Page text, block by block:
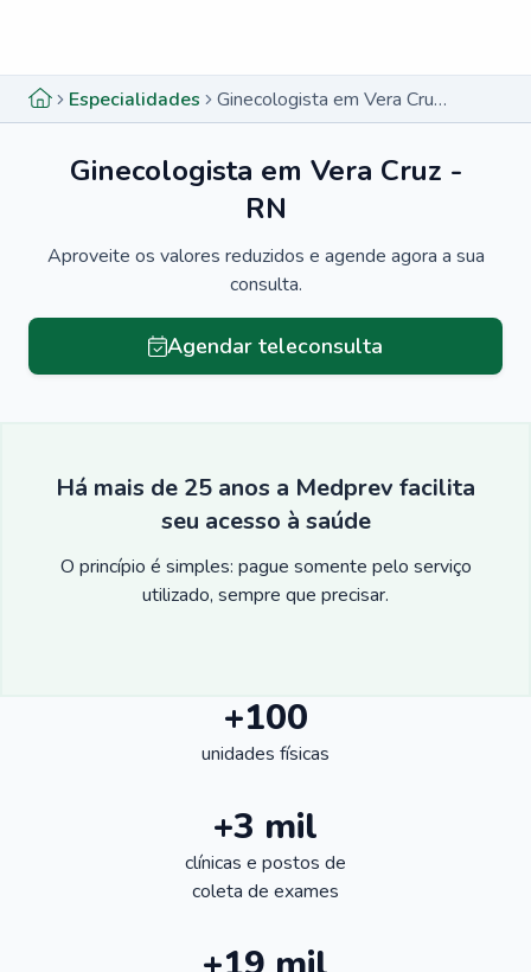
Especialidades Ginecologista em Vera Cruz - RN
Ginecologista em Vera Cruz -
RN
Aproveite os valores reduzidos e agende agora a sua
consulta.
Agendar teleconsulta
Há mais de 25 anos a Medprev facilita
seu acesso à saúde
O princípio é simples: pague somente pelo serviço
utilizado, sempre que precisar.
+100
unidades físicas
+3 mil
clínicas e postos de
coleta de exames